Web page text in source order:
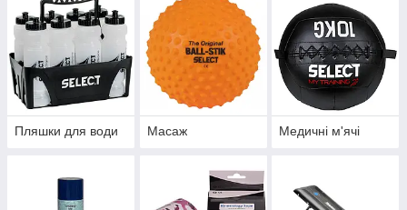
Пляшки для води Масаж Медичні м'ячі